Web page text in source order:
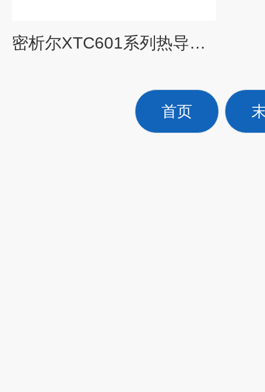
密析尔XTC601系列热导技术分析仪
首页